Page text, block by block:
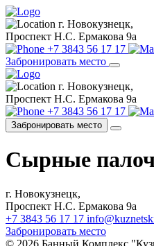
г. Новокузнецк,
Проспект Н.С. Ермакова 9а
+7 3843 56 17 17
Забронировать место
г. Новокузнецк,
Проспект Н.С. Ермакова 9а
+7 3843 56 17 17
Забронировать место
Сырные
г. Новокузнецк,
Проспект Н.С. Ермакова 9а
+7 3843 56 17 17
Забронировать место
© 2026 Банный Комплекс